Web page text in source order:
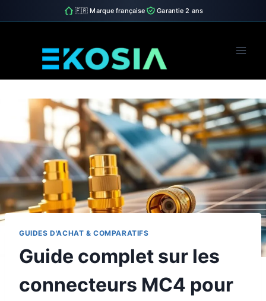
🇫🇷 Marque française Garantie 2 ans
GUIDES D'ACHAT & COMPARATIFS
Guide complet sur les
connecteurs MC4 pour